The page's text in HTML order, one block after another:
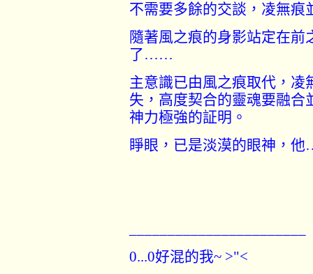
不需要多餘的交談，凌無痕
隨著風之痕的身影站定在
了……
主意識已由風之痕取代，
失，高度契合的靈魂要融合
神力極強的証明。
睜眼，已是淡漠的眼神，他
0...0好混的我~ >"<